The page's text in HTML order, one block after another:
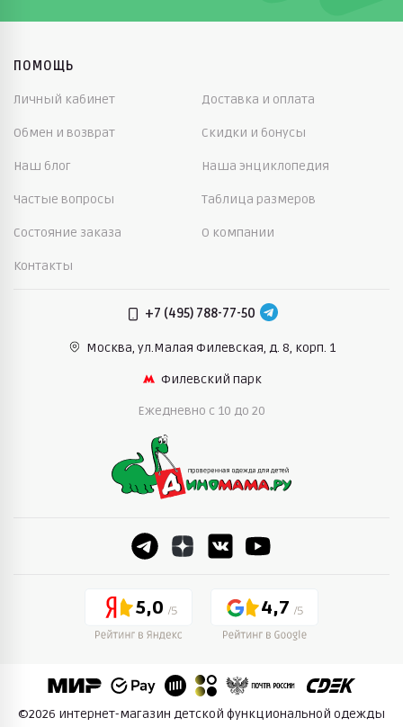
ПОМОЩЬ
Личный кабинет Доставка и оплата
Обмен и возврат Скидки и бонусы
Наш блог Наша энциклопедия
Частые вопросы Таблица размеров
Состояние заказа О компании
Контакты
+7 (495) 788-77-50
Москва, ул.Малая Филевская, д. 8, корп. 1
Филевский парк
Ежедневно c 10 до 20
5,0 4,7
©2026 интернет-магазин детской функциональной одежды